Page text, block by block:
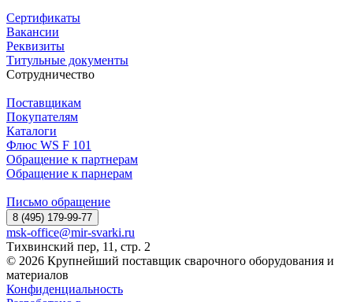
Сертификаты
Вакансии
Реквизиты
Титульные документы
Сотрудничество
Поставщикам
Покупателям
Каталоги
Флюс WS F 101
Обращение к партнерам
Обращение к парнерам
Письмо обращение
8 (495) 179-99-77
msk-office@mir-svarki.ru
Тихвинский пер, 11, стр. 2
© 2026 Крупнейший поставщик сварочного оборудования и
материалов
Конфиденциальность